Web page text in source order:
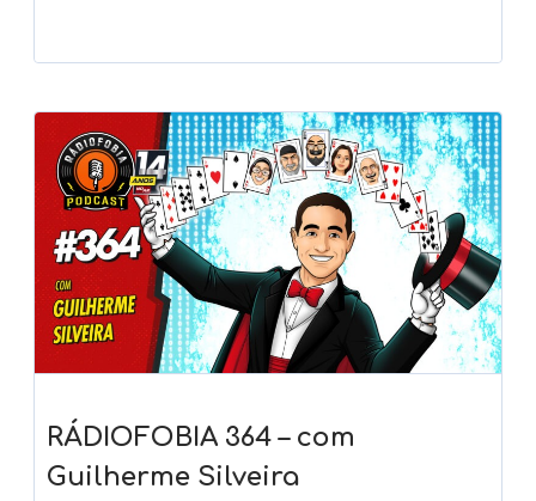
RÁDIOFOBIA 364 – com
Guilherme Silveira